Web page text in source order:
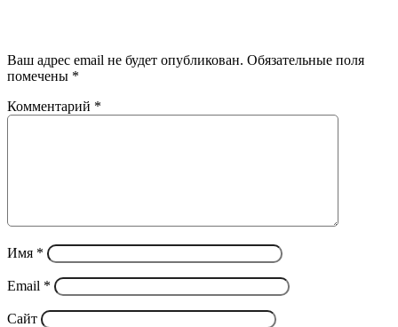
Ваш адрес email не будет опубликован. Обязательные поля
помечены *
Комментарий *
Имя *
Email *
Сайт